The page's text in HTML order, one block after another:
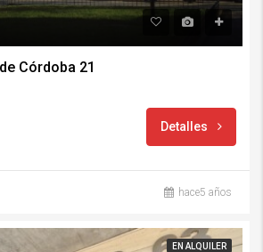
Córdoba 21
Detalles
hace5 años
EN ALQUILER